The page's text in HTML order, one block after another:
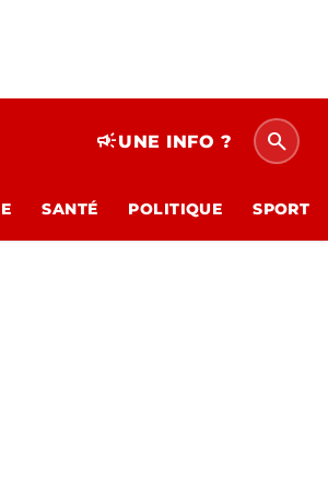
campaignUNE INFO ? search
SANTÉ POLITIQUE SPORT